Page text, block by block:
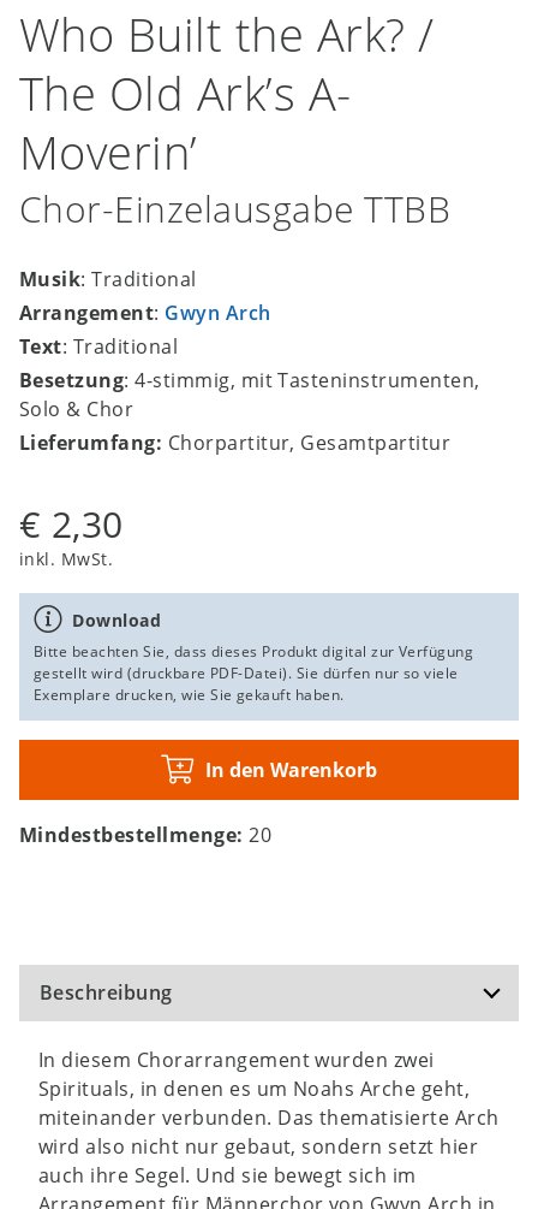
Who Built the Ark? /
The Old Ark’s A-
Moverin’
Chor-Einzelausgabe TTBB
Musik: Traditional
Arrangement: Gwyn Arch
Text: Traditional
Besetzung: 4-stimmig, mit Tasteninstrumenten,
Solo & Chor
Lieferumfang: Chorpartitur, Gesamtpartitur
€ 2,30
inkl. MwSt.
Download
Bitte beachten Sie, dass dieses Produkt digital zur Verfügung
gestellt wird (druckbare PDF-Datei). Sie dürfen nur so viele
Exemplare drucken, wie Sie gekauft haben.
In den Warenkorb
Mindestbestellmenge:20
Beschreibung
In diesem Chorarrangement wurden zwei
Spirituals, in denen es um Noahs Arche geht,
miteinander verbunden. Das thematisierte Arch
wird also nicht nur gebaut, sondern setzt hier
auch ihre Segel. Und sie bewegt sich im